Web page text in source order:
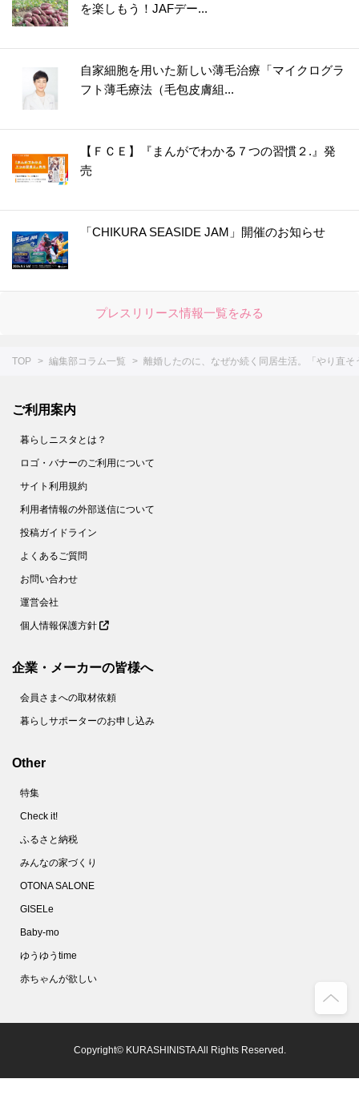
を楽しもう！JAFデー...
自家細胞を用いた新しい薄毛治療「マイクログラ
フト薄毛療法（毛包皮膚組...
【ＦＣＥ】『まんがでわかる７つの習慣２.』発
売
「CHIKURA SEASIDE JAM」開催のお知らせ
プレスリリース情報一覧をみる
TOP 編集部コラム一覧 離婚したのに、なぜか続く同居生活。「やり直
ご利用案内
暮らしニスタとは？
ロゴ・バナーのご利用について
サイト利用規約
利用者情報の外部送信について
投稿ガイドライン
よくあるご質問
お問い合わせ
運営会社
個人情報保護方針
企業・メーカーの皆様へ
会員さまへの取材依頼
暮らしサポーターのお申し込み
Other
特集
Check it!
ふるさと納税
みんなの家づくり
OTONA SALONE
GISELe
Baby-mo
ゆうゆうtime
赤ちゃんが欲しい
Copyright© KURASHINISTA All Rights Reserved.